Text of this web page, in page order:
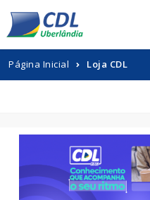
Página Inicial Loja CDL